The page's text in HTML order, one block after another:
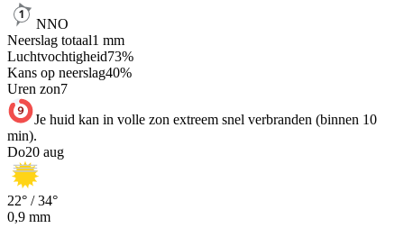
NNO
Neerslag totaal1 mm
Luchtvochtigheid73%
Kans op neerslag40%
Uren zon7
Je huid kan in volle zon extreem snel verbranden (binnen 10
min).
Do20 aug
22° /34°
0,9 mm